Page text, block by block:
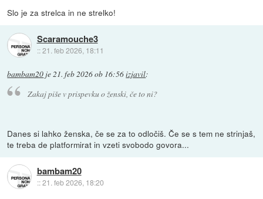
Slo je za strelca in ne strelko!
Scaramouche3
::21. feb 2026, 18:11
bambam20 je21. feb 2026 ob 16:56izjavil:
Zakaj piše v prispevku o ženski, če to ni?
Danes si lahko ženska, če se za to odločiš. Če se s tem ne strinjaš,
te treba de platformirat in vzeti svobodo govora...
bambam20
::21. feb 2026, 18:20